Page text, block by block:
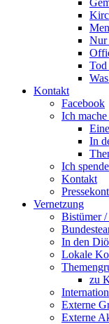
Nur
Tod
Kontakt
Facebook
Ich
In
Ich
Kontakt
Vernetzung
Bistümer
In den
Lokale
zu
Externe
Externe